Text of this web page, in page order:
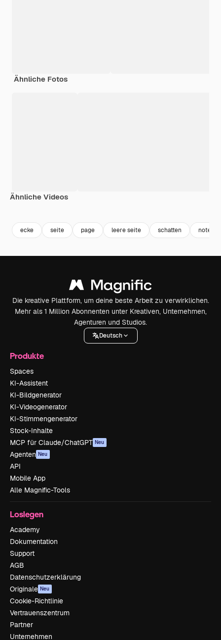
Ähnliche Fotos
Ähnliche Videos
ecke seite page leere seite schatten note
Die kreative Plattform, um deine beste Arbeit zu verwirklichen.
Mehr als 1 Million Abonnenten unter Kreativen, Unternehmen,
Agenturen und Studios.
Deutsch
Produkte
Spaces
KI-Assistent
KI-Bildgenerator
KI-Videogenerator
KI-Stimmengenerator
Stock-Inhalte
MCP für Claude/ChatGPT Neu
Agenten Neu
API
Mobile App
Alle Magnific-Tools
Loslegen
Academy
Dokumentation
Support
AGB
Datenschutzerklärung
Originale Neu
Cookie-Richtlinie
Vertrauenszentrum
Partner
Unternehmen